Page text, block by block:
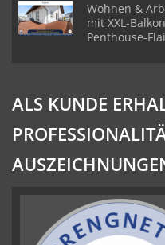
Wohnen &
mit XXL-
Penthouse-
ALS KUNDE